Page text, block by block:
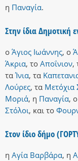
η Παναγία.
Στην ίδια
ο Άγιος Ιωάννης, ο
Άκρια, το Αποΐνιον,
τα Ίνια, τα
Λούρες, τα Μετόχια
Μοριά, η Παναγία, ο
Στόλοι, και το
Στον ίδιο δήμο
η Αγία Βαρβάρα, η